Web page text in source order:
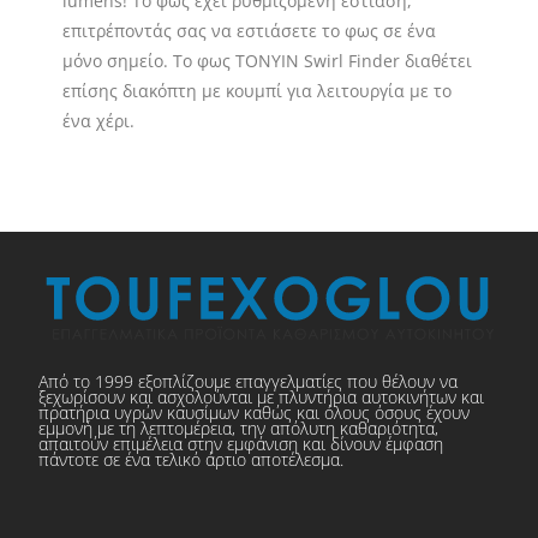
επιτρέποντάς σας να εστιάσετε το φως σε ένα
μόνο σημείο. Το φως TONYIN Swirl Finder διαθέτει
επίσης διακόπτη με κουμπί για λειτουργία με το
ένα χέρι.
Από το 1999 εξοπλίζουμε επαγγελματίες που θέλουν να
ξεχωρίσουν και ασχολούνται με πλυντήρια αυτοκινήτων και
πρατήρια υγρών καυσίμων καθώς και όλους όσους έχουν
εμμονή με τη λεπτομέρεια, την απόλυτη καθαριότητα,
απαιτούν επιμέλεια στην εμφάνιση και δίνουν έμφαση
πάντοτε σε ένα τελικό άρτιο αποτέλεσμα.